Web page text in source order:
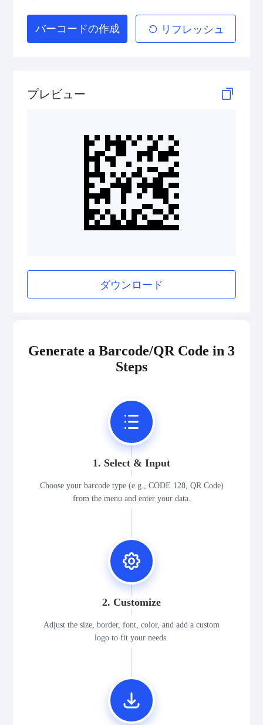
GS1 Data Matrix
GS1 Digital Link Data Matrix
バーコードの作成 リフレッシュ
プレビュー
ダウンロード
Generate a Barcode/QR Code in 3
Steps
1. Select & Input
Choose your barcode type (e.g., CODE 128, QR Code)
from the menu and enter your data.
2. Customize
Adjust the size, border, font, color, and add a custom
logo to fit your needs.